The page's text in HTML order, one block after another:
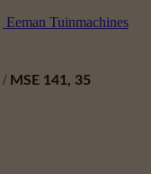
Eeman Tuinmachines
/ MSE 141, 35